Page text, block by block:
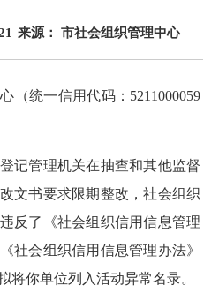
来源： 市社会组织管理中心
（统一信用代码：5211000059
管理机关在抽查和其他监督
文书要求限期整改，社会组织
反了《社会组织信用信息管理
社会组织信用信息管理办法》
将你单位列入活动异常名录。